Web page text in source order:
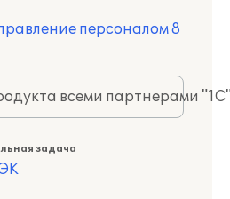
персоналом 8
всеми партнерами
задача